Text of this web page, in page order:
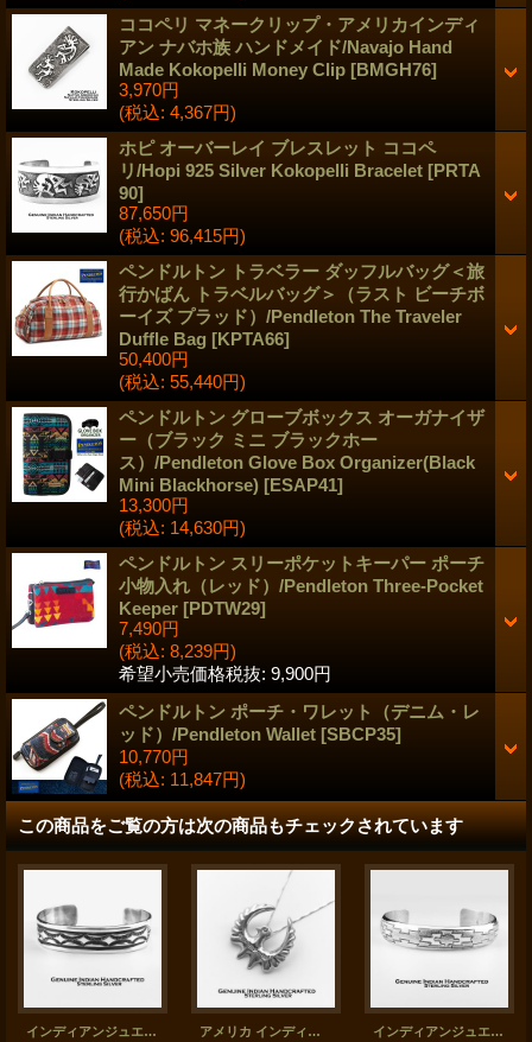
ココペリ マネークリップ・アメリカインディ
アン ナバホ族 ハンドメイド/Navajo Hand
Made Kokopelli Money Clip [BMGH76]
3,970円
(税込: 4,367円)
ホピ オーバーレイ ブレスレット ココペ
リ/Hopi 925 Silver Kokopelli Bracelet [PRTA
90]
87,650円
(税込: 96,415円)
ペンドルトン トラベラー ダッフルバッグ＜旅
行かばん トラベルバッグ＞（ラスト ビーチボ
ーイズ プラッド）/Pendleton The Traveler
Duffle Bag [KPTA66]
50,400円
(税込: 55,440円)
ペンドルトン グローブボックス オーガナイザ
ー（ブラック ミニ ブラックホー
ス）/Pendleton Glove Box Organizer(Black
Mini Blackhorse) [ESAP41]
13,300円
(税込: 14,630円)
ペンドルトン スリーポケットキーパー ポーチ
小物入れ（レッド）/Pendleton Three-Pocket
Keeper [PDTW29]
7,490円
(税込: 8,239円)
希望小売価格税抜: 9,900円
ペンドルトン ポーチ・ワレット（デニム・レ
ッド）/Pendleton Wallet [SBCP35]
10,770円
(税込: 11,847円)
この商品をご覧の方は次の商品もチェックされています
インディアンジュエリー ナバホ族作 スターリングシルバー ブレスレット/Native American Navajo Sterling Silver Bracelet アメリカ インディアン ナバホ族 スターリングシルバー ペンダント トップ/Native American Navajo Sterling Silver Pendant インディアンジュエリー アメリカ ナバホ族 スターリングシルバー ハンドメイド ブレスレット/Native American Navajo Sterling Silver Bracelet